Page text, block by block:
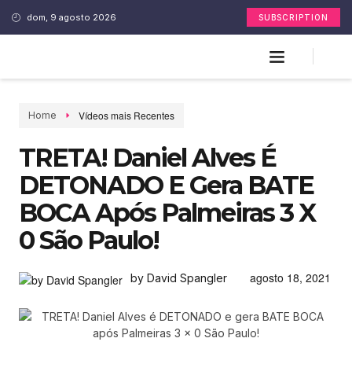
dom, 9 agosto 2026 SUBSCRIPTION
Home Vídeos mais Recentes
TRETA! Daniel Alves É
DETONADO E Gera BATE
BOCA Após Palmeiras 3 X
0 São Paulo!
by David Spangler agosto 18, 2021